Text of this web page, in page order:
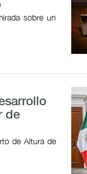
sobre un
de
de Altura de